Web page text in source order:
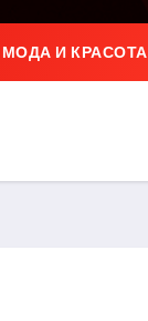
МОДА И КРАСОТА